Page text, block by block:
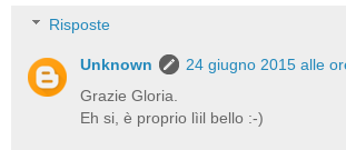
Risposte
Unknown
24 giugno 2015 alle
Grazie Gloria.
Eh si, è proprio lìil bello :-)